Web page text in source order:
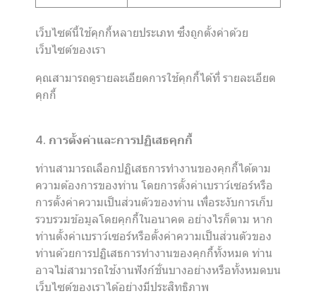
เว็บไซต์นี้ใช้คุกกี้หลายประเภท ซึ่งถูกตั้งค่าด้วย
เว็บไซต์ของเรา
คุณสามารถดูรายละเอียดการใช้คุกกี้ได้ที่ รายละเอียด
คุกกี้
4. การตั้งค่าและการปฏิเสธคุกกี้
ท่านสามารถเลือกปฏิเสธการทำงานของคุกกี้ได้ตาม
ความต้องการของท่าน โดยการตั้งค่าเบราว์เซอร์หรือ
การตั้งค่าความเป็นส่วนตัวของท่าน เพื่อระงับการเก็บ
รวบรวมข้อมูลโดยคุกกี้ในอนาคต อย่างไรก็ตาม หาก
ท่านตั้งค่าเบราว์เซอร์หรือตั้งค่าความเป็นส่วนตัวของ
ท่านด้วยการปฏิเสธการทำงานของคุกกี้ทั้งหมด ท่าน
อาจไม่สามารถใช้งานฟังก์ชั่นบางอย่างหรือทั้งหมดบน
เว็บไซต์ของเราได้อย่างมีประสิทธิภาพ